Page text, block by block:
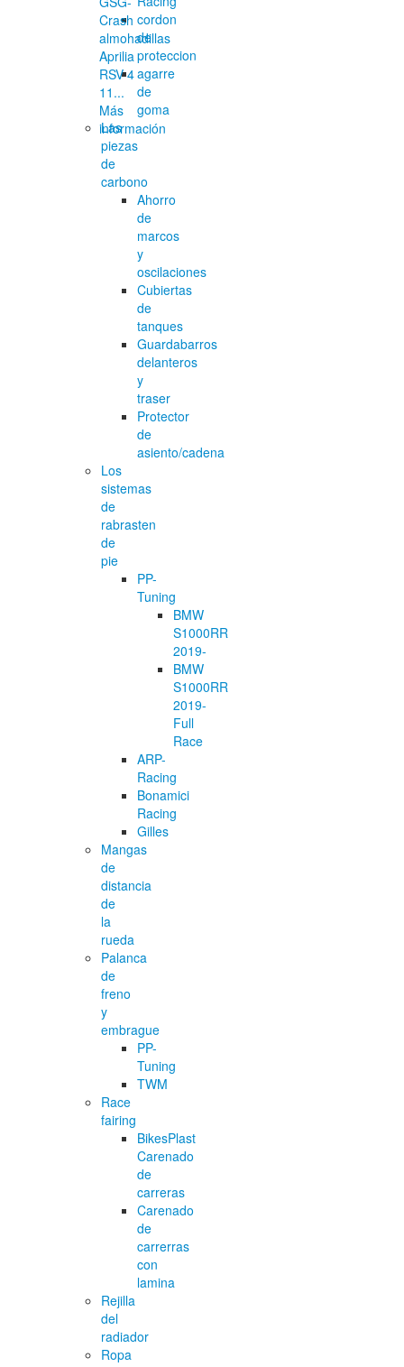
cordon
de
proteccion
agarre
de
goma
Las
piezas
de
carbono
Ahorro
de
marcos
y
oscilaciones
Cubiertas
de
tanques
Guardabarros
delanteros
y
traser
Protector
de
asiento/cadena
Los
sistemas
de
rabrasten
de
pie
PP-
Tuning
BMW
S1000RR
2019-
BMW
S1000RR
2019-
Full
Race
ARP-
Racing
Bonamici
Racing
Gilles
Mangas
de
distancia
de
la
rueda
Palanca
de
freno
y
embrague
PP-
Tuning
TWM
Race
fairing
BikesPlast
Carenado
de
carreras
Carenado
de
carrerras
con
lamina
Rejilla
del
radiador
Ropa
Crash
almohadillas
Aprilia
RSV 4
11...
Más
información